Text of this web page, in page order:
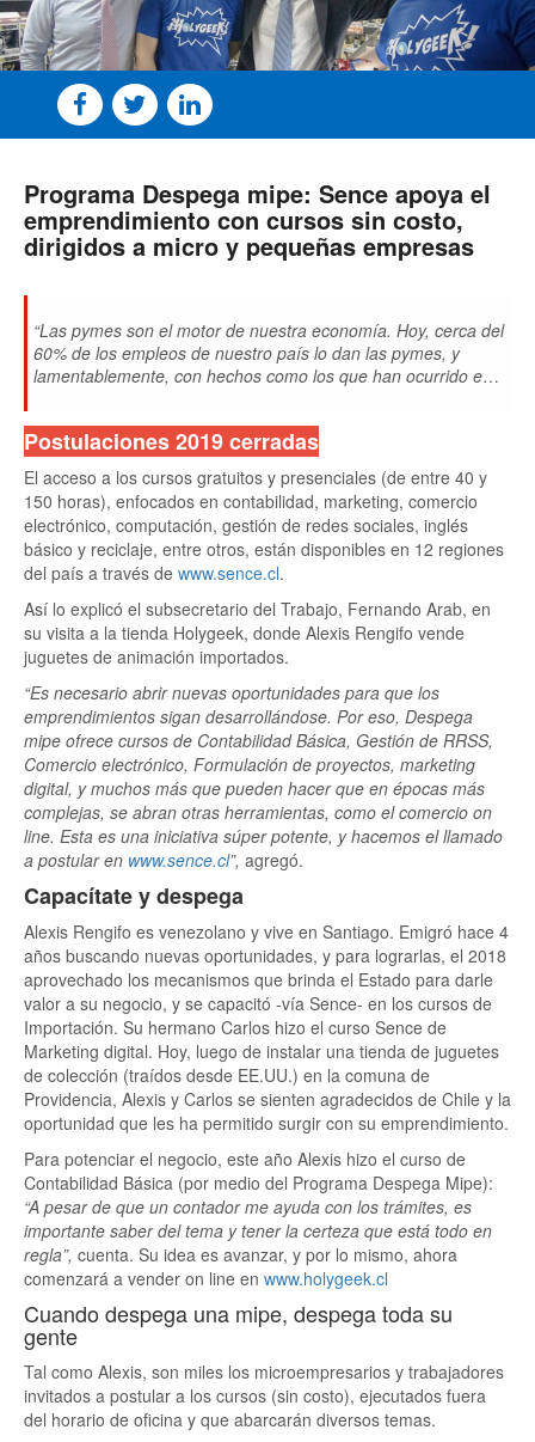
Programa Despega mipe: Sence apoya el
emprendimiento con cursos sin costo,
dirigidos a micro y pequeñas empresas
“Las pymes son el motor de nuestra economía. Hoy, cerca del
60% de los empleos de nuestro país lo dan las pymes, y
lamentablemente, con hechos como los que han ocurrido en
son las Pymes”,comentó esta mañana el Subsecretario del
Trabajo, Fernando Arab e hizo un llamado a que
trabajadores, dueños y socios de micro y pequeñas empresas
postulen a los 10 mil cupos disponibles Despega mipe del
Sence.
Postulaciones 2019 cerradas
El acceso a los cursos gratuitos y presenciales (de entre 40 y
150 horas), enfocados en contabilidad, marketing, comercio
electrónico, computación, gestión de redes sociales, inglés
básico y reciclaje, entre otros, están disponibles en 12 regiones
del país a través de www.sence.cl.
Así lo explicó el subsecretario del Trabajo, Fernando Arab, en
su visita a la tienda Holygeek, donde Alexis Rengifo vende
juguetes de animación importados.
“Es necesario abrir nuevas oportunidades para que los
emprendimientos sigan desarrollándose. Por eso, Despega
mipe ofrece cursos de Contabilidad Básica, Gestión de RRSS,
Comercio electrónico, Formulación de proyectos, marketing
digital, y muchos más que pueden hacer que en épocas más
complejas, se abran otras herramientas, como el comercio on
line. Esta es una iniciativa súper potente, y hacemos el llamado
a postular en www.sence.cl”, agregó.
Capacítate y despega
Alexis Rengifo es venezolano y vive en Santiago. Emigró hace 4
años buscando nuevas oportunidades, y para lograrlas, el 2018
aprovechado los mecanismos que brinda el Estado para darle
valor a su negocio, y se capacitó -vía Sence- en los cursos de
Importación. Su hermano Carlos hizo el curso Sence de
Marketing digital. Hoy, luego de instalar una tienda de juguetes
de colección (traídos desde EE.UU.) en la comuna de
Providencia, Alexis y Carlos se sienten agradecidos de Chile y la
oportunidad que les ha permitido surgir con su emprendimiento.
Para potenciar el negocio, este año Alexis hizo el curso de
Contabilidad Básica (por medio del Programa Despega Mipe):
“A pesar de que un contador me ayuda con los trámites, es
importante saber del tema y tener la certeza que está todo en
regla”, cuenta. Su idea es avanzar, y por lo mismo, ahora
comenzará a vender on line en www.holygeek.cl
Cuando despega una mipe, despega toda su
gente
Tal como Alexis, son miles los microempresarios y trabajadores
invitados a postular a los cursos (sin costo), ejecutados fuera
del horario de oficina y que abarcarán diversos temas.